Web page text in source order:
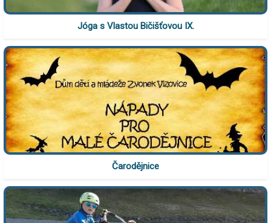
Jóga s Vlastou Bičišťovou IX.
Čarodějnice